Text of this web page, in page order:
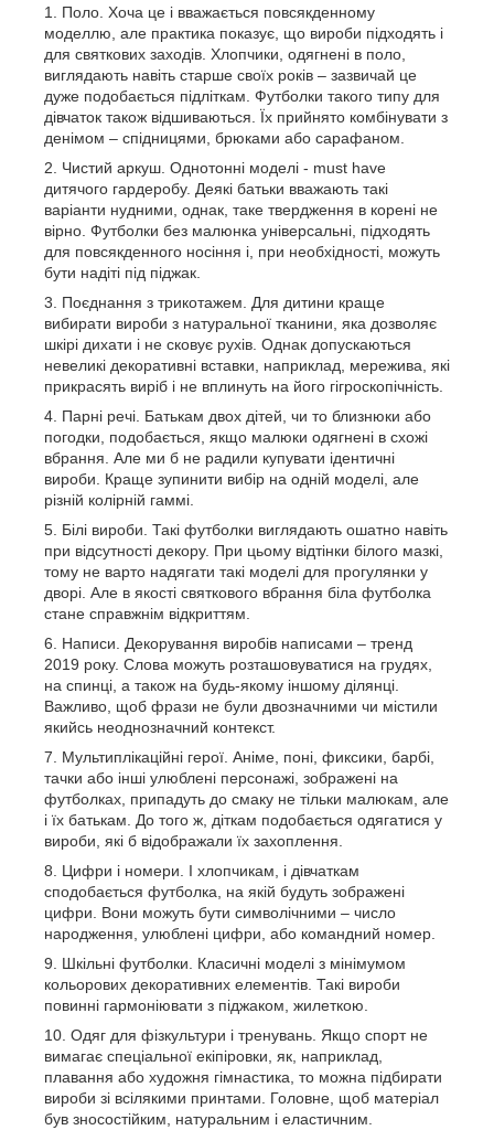
Поло. Хоча це і вважається повсякденному
моделлю, але практика показує, що вироби підходять і
для святкових заходів. Хлопчики, одягнені в поло,
виглядають навіть старше своїх років – зазвичай це
дуже подобається підліткам. Футболки такого типу для
дівчаток також відшиваються. Їх прийнято комбінувати з
денімом – спідницями, брюками або сарафаном.
Чистий аркуш. Однотонні моделі - must have
дитячого гардеробу. Деякі батьки вважають такі
варіанти нудними, однак, таке твердження в корені не
вірно. Футболки без малюнка універсальні, підходять
для повсякденного носіння і, при необхідності, можуть
бути надіті під піджак.
Поєднання з трикотажем. Для дитини краще
вибирати вироби з натуральної тканини, яка дозволяє
шкірі дихати і не сковує рухів. Однак допускаються
невеликі декоративні вставки, наприклад, мережива, які
прикрасять виріб і не вплинуть на його гігроскопічність.
Парні речі. Батькам двох дітей, чи то близнюки або
погодки, подобається, якщо малюки одягнені в схожі
вбрання. Але ми б не радили купувати ідентичні
вироби. Краще зупинити вибір на одній моделі, але
різній колірній гаммі.
Білі вироби. Такі футболки виглядають ошатно навіть
при відсутності декору. При цьому відтінки білого мазкі,
тому не варто надягати такі моделі для прогулянки у
дворі. Але в якості святкового вбрання біла футболка
стане справжнім відкриттям.
Написи. Декорування виробів написами – тренд
2019 року. Слова можуть розташовуватися на грудях,
на спинці, а також на будь-якому іншому ділянці.
Важливо, щоб фрази не були двозначними чи містили
якийсь неоднозначний контекст.
Мультиплікаційні герої. Аніме, поні, фиксики, барбі,
тачки або інші улюблені персонажі, зображені на
футболках, припадуть до смаку не тільки малюкам, але
і їх батькам. До того ж, діткам подобається одягатися у
вироби, які б відображали їх захоплення.
Цифри і номери. І хлопчикам, і дівчаткам
сподобається футболка, на якій будуть зображені
цифри. Вони можуть бути символічними – число
народження, улюблені цифри, або командний номер.
Шкільні футболки. Класичні моделі з мінімумом
кольорових декоративних елементів. Такі вироби
повинні гармоніювати з піджаком, жилеткою.
Одяг для фізкультури і тренувань. Якщо спорт не
вимагає спеціальної екіпіровки, як, наприклад,
плавання або художня гімнастика, то можна підбирати
вироби зі всілякими принтами. Головне, щоб матеріал
був зносостійким, натуральним і еластичним.